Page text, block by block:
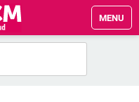
MENU